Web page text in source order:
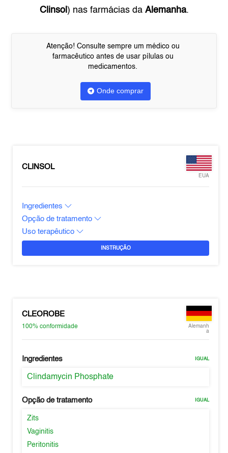
Clinsol ) nas farmácias da Alemanha.
Atenção! Consulte sempre um médico ou
farmacêutico antes de usar pílulas ou
medicamentos.
Onde comprar
CLINSOL
EUA
Ingredientes
Opção de tratamento
Uso terapêutico
INSTRUÇÃO
CLEOROBE
100%conformidade
Alemanh
a
Ingredientes IGUAL
Clindamycin Phosphate
Opção de tratamento IGUAL
Zits
Vaginitis
Peritonitis